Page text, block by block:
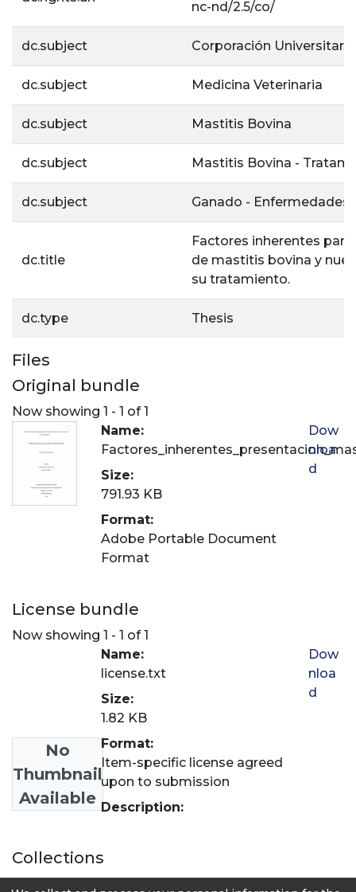
nc-nd/2.5/co/
dc.subject Corporación
dc.subject Medicina Veterinaria
dc.subject Mastitis Bovina
dc.subject Mastitis Bovina -
dc.subject Ganado - Enfermedades
dc.title
Factores inherentes
de mastitis bovina y
su tratamiento.
dc.type Thesis
Files
Original bundle
Now showing 1 - 1 of 1
Name:
Size:
791.93 KB
Format:
Adobe Portable Document
Format
Dow
nloa
d
License bundle
Now showing 1 - 1 of 1
No
Thumbnail
Available
Name:
license.txt
Size:
1.82 KB
Format:
Item-specific license agreed
upon to submission
Description:
Dow
nloa
d
Collections
Medicina Veterinaria